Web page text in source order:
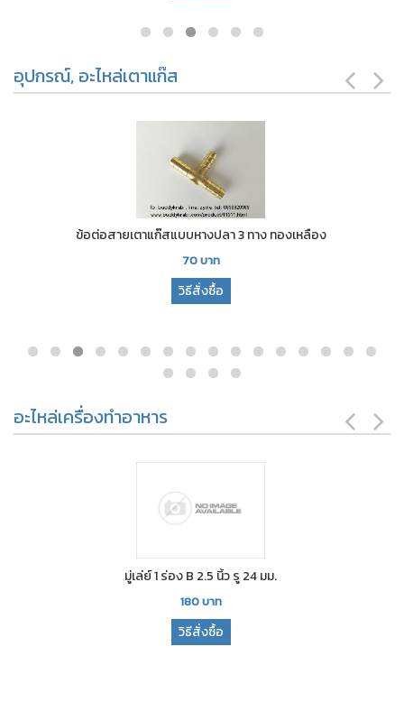
อุปกรณ์, อะไหล่เตาแก๊ส
ข้อต่อสายเตาแก๊สแบบหางปลา 3 ทาง ทองเหลือง
70บาท
วิธีสั่งซื้อ
อะไหล่เครื่องทำอาหาร
มู่เล่ย์ 1 ร่อง B 2.5 นิ้ว รู 24 มม.
180บาท
วิธีสั่งซื้อ